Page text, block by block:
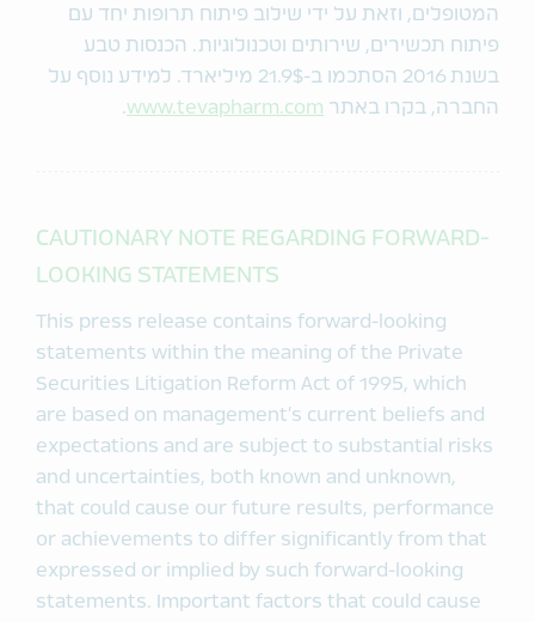
המטופלים, וזאת על ידי שילוב פיתוח תרופות יחד עם
פיתוח תכשירים, שירותים וטכנולוגיות. הכנסות טבע
בשנת 2016 הסתכמו ב-21.9$ מיליארד. למידע נוסף על
החברה, בקרו באתר www.tevapharm.com
.
CAUTIONARY NOTE REGARDING FORWARD-
LOOKING STATEMENTS
This press release contains forward-looking
statements within the meaning of the Private
Securities Litigation Reform Act of 1995, which
are based on management’s current beliefs and
expectations and are subject to substantial risks
and uncertainties, both known and unknown,
that could cause our future results, performance
or achievements to differ significantly from that
expressed or implied by such forward-looking
statements. Important factors that could cause